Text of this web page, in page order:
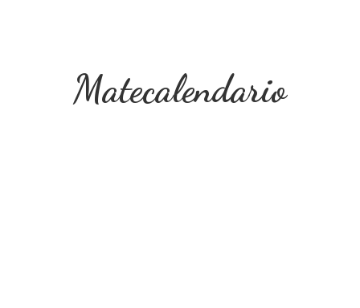
Matecalendario